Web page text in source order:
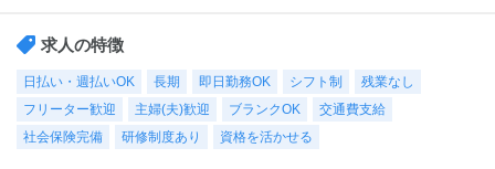
②9時00分～18時00分（休憩1時間）
【休日・休暇】
平日のみ、日勤のみ、週2日・・・などご希望をお聞かせくださ
求人の特徴
日払い・週払いOK 長期 即日勤務OK シフト制
残業なし
フリーター歓迎
主婦(夫)歓迎 ブランクOK
交通費支給
社会保険完備
研修制度あり 資格を活かせる